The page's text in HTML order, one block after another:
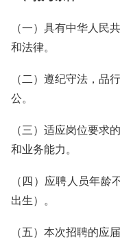
（一）具有中华人民
和法律。
（二）遵纪守法，品
公。
（三）适应岗位要求
和业务能力。
（四）应聘人员年龄
出生）。
（五）本次招聘的应